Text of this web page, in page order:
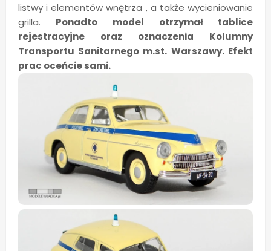
listwy i elementów wnętrza , a także wycieniowanie
grilla. Ponadto model otrzymał tablice
rejestracyjne oraz oznaczenia Kolumny
Transportu Sanitarnego m.st. Warszawy. Efekt
prac oceńcie sami.